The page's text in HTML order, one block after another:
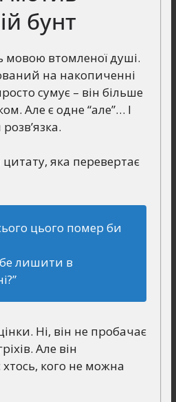
бунт
мовою втомленої душі.
на накопиченні
сумує – він більше
Але є одне “але”… І
цитату, яка перевертає
цього помер би
лишити в
Ні, він не пробачає
Але він
кого не можна